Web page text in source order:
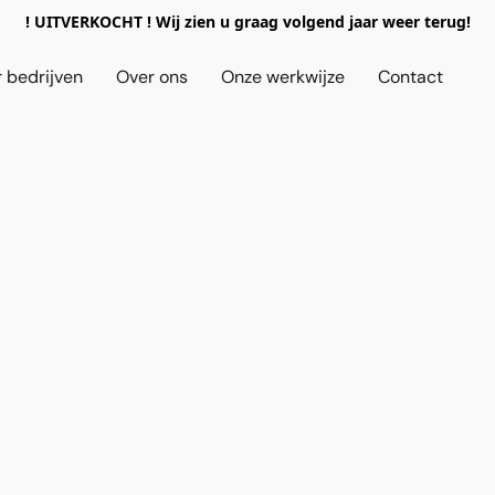
! UITVERKOCHT ! Wij zien u graag volgend jaar weer terug!
bedrijven Over ons Onze werkwijze Contact